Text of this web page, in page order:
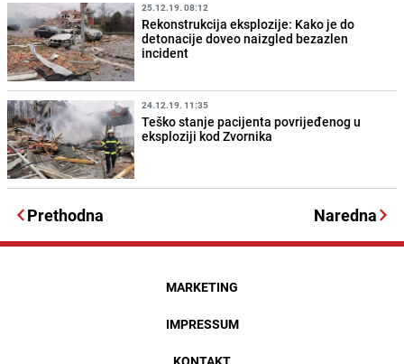
25.12.19. 08:12
Rekonstrukcija eksplozije: Kako je do
detonacije doveo naizgled bezazlen
incident
24.12.19. 11:35
Teško stanje pacijenta povrijeđenog u
eksploziji kod Zvornika
Prethodna Naredna
MARKETING
IMPRESSUM